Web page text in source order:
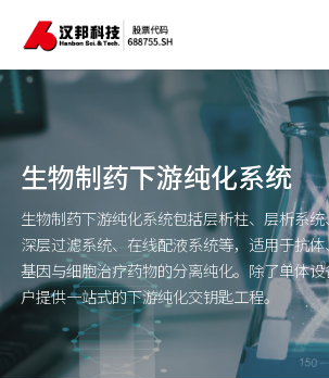
生物制药下游纯化系统
生物制药下游纯化系统包括层析柱、层析系统
深层过滤系统、在线配液系统等，适用于抗体
基因与细胞治疗药物的分离纯化。除了单体
户提供一站式的下游纯化交钥匙工程。